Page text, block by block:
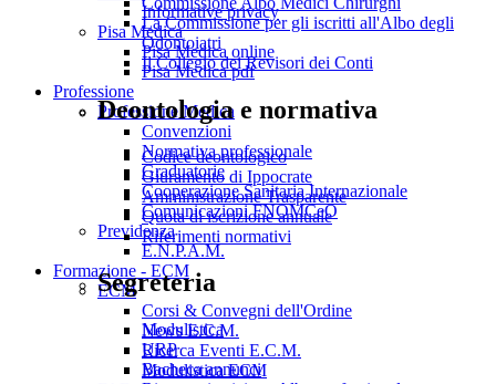
La Commissione per gli iscritti all'Albo degli
Odontoiatri
Il Collegio dei Revisori dei Conti
Deontologia e normativa
Codice deontologico
Giuramento di Ippocrate
Amministrazione Trasparente
Quota di iscrizione annuale
Riferimenti normativi
Segreteria
Modulistica
URP
Bacheca annunci
Informative privacy
Pisa Medica
Pisa Medica online
Pisa Medica pdf
Professione
Professione Medica
Convenzioni
Normativa professionale
Graduatorie
Cooperazione Sanitaria Internazionale
Comunicazioni FNOMCeO
Previdenza
E.N.P.A.M.
Formazione - ECM
ECM
Corsi & Convegni dell'Ordine
News E.C.M.
Ricerca Eventi E.C.M.
Modulistica ECM